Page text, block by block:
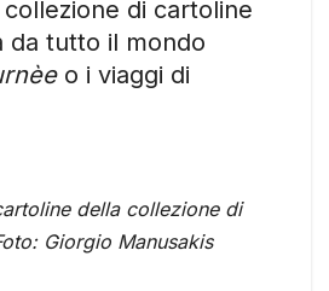
di cartoline
da tutto il mondo
o i viaggi di
della collezione di
Giorgio Manusakis